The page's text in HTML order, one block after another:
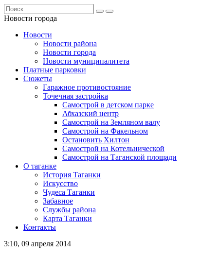
Новости города
Новости
Новости района
Новости города
Новости муниципалитета
Платные парковки
Сюжеты
Гаражное противостояние
Точечная застройка
Самострой в детском парке
Абхазский центр
Самострой на Земляном валу
Самострой на Факельном
Остановить Хилтон
Самострой на Котельнической
Самострой на Таганской площади
О таганке
История Таганки
Искусство
Чудеса Таганки
Забавное
Службы района
Карта Таганки
Контакты
3:10, 09 апреля 2014